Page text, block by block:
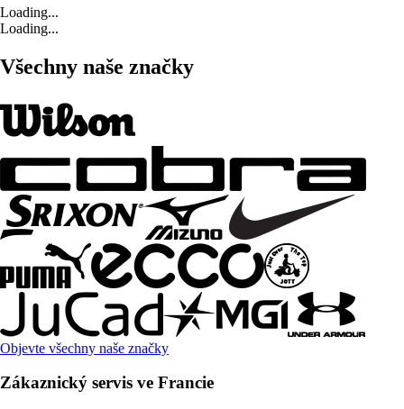
Loading...
Loading...
Všechny naše značky
Objevte všechny naše značky
Zákaznický servis ve Francie